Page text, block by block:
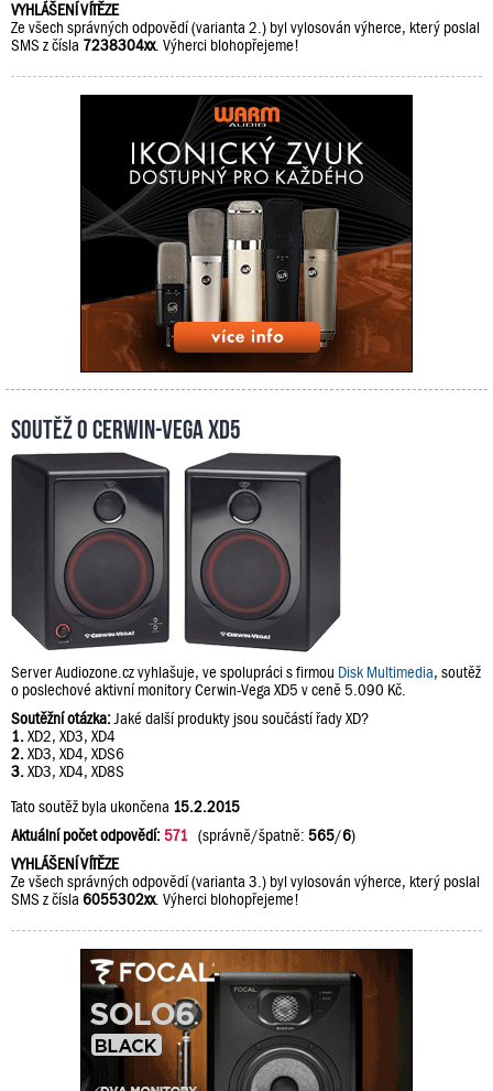
VYHLÁŠENÍ VÍTĚZE
Ze všech správných odpovědí (varianta 2.) byl vylosován výherce, který poslal
SMS z čísla 7238304xx. Výherci blohopřejeme!
Soutěž o Cerwin-Vega XD5
Server Audiozone.cz vyhlašuje, ve spolupráci s firmou Disk Multimedia, soutěž
o poslechové aktivní monitory Cerwin-Vega XD5 v ceně 5.090 Kč.
Soutěžní otázka: Jaké další produkty jsou součástí řady XD?
1. XD2, XD3, XD4
2. XD3, XD4, XDS6
3. XD3, XD4, XD8S
Tato soutěž byla ukončena 15.2.2015
Aktuální počet odpovědí:571 (správně/špatně: 565/6)
VYHLÁŠENÍ VÍTĚZE
Ze všech správných odpovědí (varianta 3.) byl vylosován výherce, který poslal
SMS z čísla 6055302xx. Výherci blohopřejeme!